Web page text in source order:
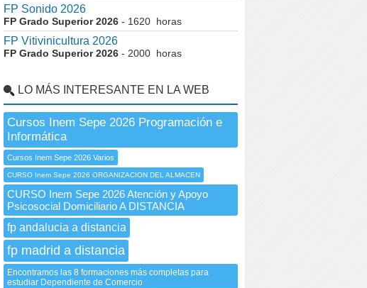
FP Sonido 2026
FP Grado Superior 2026 - 1620 horas
FP Vitivinicultura 2026
FP Grado Superior 2026 - 2000 horas
LO MÁS INTERESANTE EN LA WEB
Cursos Inem Sepe 2026 Programación e
Informática
Cursos Inem Sepe 2026 Varios
CURSO Inem Sepe 2026 ORGANIZACION DEL ALMACEN
CURSO Inem Sepe 2026 Atención y Apoyo
Psicosocial Domiciliario A DISTANCIA
fp andalucia a distancia
fp madrid a distancia
Encontramos las 8 formaciones más completas para
estudiar Dependiente de Comercio